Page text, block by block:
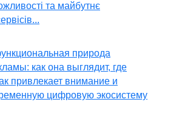
та майбутнє
природа
как она выглядит, где
привлекает внимание и
цифровую экосистему